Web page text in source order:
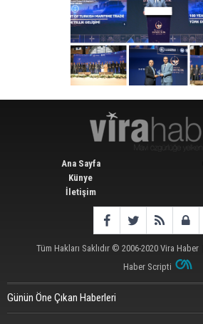
Ana Sayfa
Künye
İletişim
Tüm Hakları Saklıdır © 2006-2020 Vira Haber
Haber Scripti
Günün Öne Çıkan Haberleri